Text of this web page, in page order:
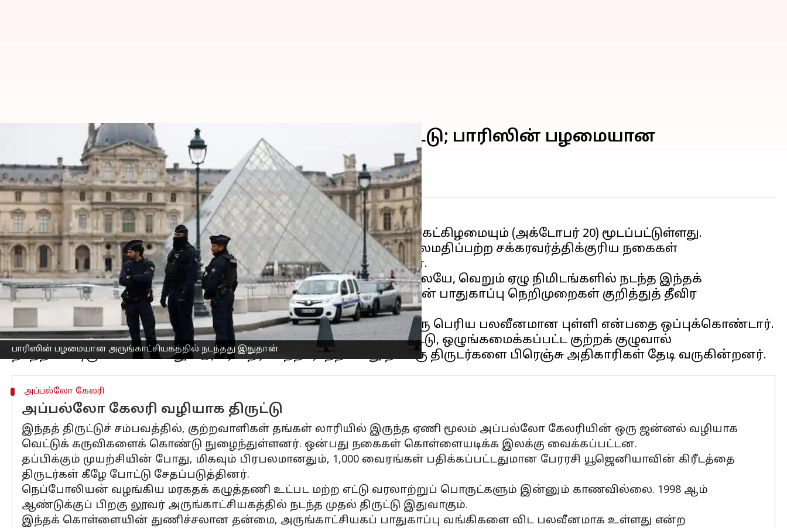
பாரிஸின் பழமையான அருங்காட்சியகத்தில் நடந்தது இதுதான்
வெறும் ஏழு நிமிடங்களில் நடந்து முடிந்த திருட்டு; பாரிஸின் பழமையான
அருங்காட்சியகத்தில் நடந்தது இதுதான்
எழுதியவர் Sekar Chinnappan Oct 20, 2025 08:38 pm
செய்தி முன்னோட்டம்
பாரிஸில்உள்ள லூவர் அருங்காட்சியகம் இரண்டாவது நாளாக திங்கட்கிழமையும் (அக்டோபர் 20) மூடப்பட்டுள்ளது.
பகல் நேரத்தில் நடந்த துணிகரமான கொள்ளைச் சம்பவத்தில் விலைமதிப்பற்ற சக்கரவர்த்திக்குரிய நகைகள்
திருடப்பட்டதையடுத்து, திருடர்களைப் போலீசார் தேடி வருகின்றனர்.
ஞாயிற்றுக்கிழமை அருங்காட்சியகம் திறக்கப்பட்ட சிறிது நேரத்திலேயே, வெறும் ஏழு நிமிடங்களில் நடந்த இந்தக்
கொள்ளைச் சம்பவம், பிரான்சின் முக்கிய கலாச்சார நிறுவனங்களின் பாதுகாப்பு நெறிமுறைகள் குறித்துத் தீவிர
கவலைகளை எழுப்பியுள்ளது.
உள்துறை அமைச்சர் லாரன்ட் நுனிஸ், நகைகளைப் பாதுகாப்பது ஒரு பெரிய பலவீனமான புள்ளி என்பதை ஒப்புக்கொண்டார்.
இந்தக் கொள்ளை ஒரு அனுபவம் வாய்ந்த, பெரும்பாலும் வெளிநாட்டு, ஒழுங்கமைக்கப்பட்ட குற்றக் குழுவால்
அப்பல்லோ கேலரி
அப்பல்லோ கேலரி வழியாக திருட்டு
இந்தத் திருட்டுச் சம்பவத்தில், குற்றவாளிகள் தங்கள் லாரியில் இருந்த ஏணி மூலம் அப்பல்லோ கேலரியின் ஒரு ஜன்னல் வழியாக
வெட்டுக் கருவிகளைக் கொண்டு நுழைந்துள்ளனர். ஒன்பது நகைகள் கொள்ளையடிக்க இலக்கு வைக்கப்பட்டன.
தப்பிக்கும் முயற்சியின் போது, மிகவும் பிரபலமானதும், 1,000 வைரங்கள் பதிக்கப்பட்டதுமான பேரரசி யூஜெனியாவின் கிரீடத்தை
திருடர்கள் கீழே போட்டு சேதப்படுத்தினர்.
நெப்போலியன் வழங்கிய மரகதக் கழுத்தணி உட்பட மற்ற எட்டு வரலாற்றுப் பொருட்களும் இன்னும் காணவில்லை. 1998 ஆம்
ஆண்டுக்குப் பிறகு லூவர் அருங்காட்சியகத்தில் நடந்த முதல் திருட்டு இதுவாகும்.
இந்தக் கொள்ளையின் துணிச்சலான தன்மை, அருங்காட்சியகப் பாதுகாப்பு வங்கிகளை விட பலவீனமாக உள்ளது என்ற